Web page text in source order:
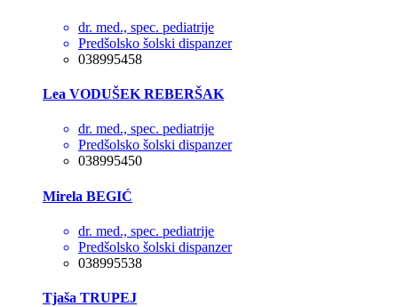
dr. med., spec. pediatrije
Predšolsko šolski dispanzer
038995458
Lea VODUŠEK REBERŠAK
dr. med., spec. pediatrije
Predšolsko šolski dispanzer
038995450
Mirela BEGIĆ
dr. med., spec. pediatrije
Predšolsko šolski dispanzer
038995538
Tjaša TRUPEJ